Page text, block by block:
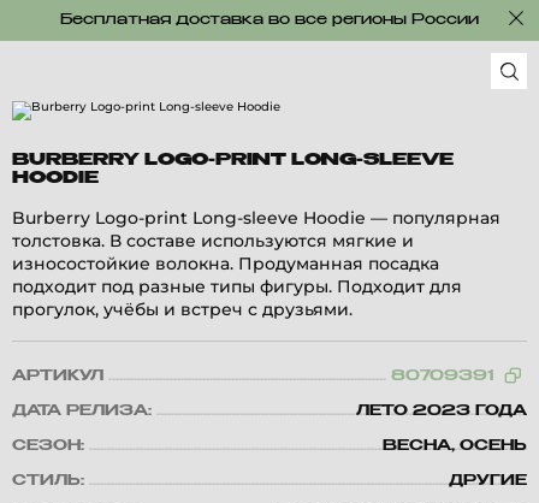
Бесплатная доставка во все регионы России
BURBERRY LOGO-PRINT LONG-SLEEVE
HOODIE
Burberry Logo-print Long-sleeve Hoodie — популярная
толстовка. В составе используются мягкие и
износостойкие волокна. Продуманная посадка
подходит под разные типы фигуры. Подходит для
прогулок, учёбы и встреч с друзьями.
АРТИКУЛ 80709391
ДАТА РЕЛИЗА: ЛЕТО 2023 ГОДА
СЕЗОН: ВЕСНА, ОСЕНЬ
СТИЛЬ: ДРУГИЕ